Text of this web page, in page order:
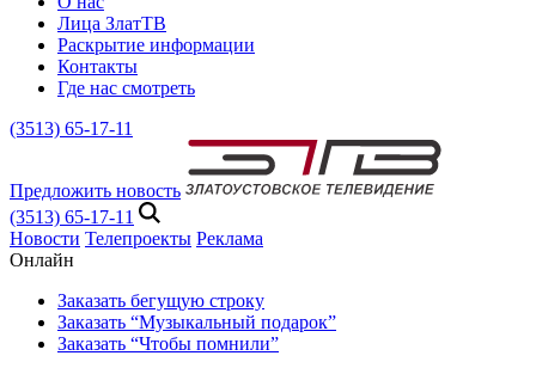
Лица ЗлатТВ
Раскрытие информации
Контакты
Где нас смотреть
(3513) 65-17-11
Предложить новость
(3513) 65-17-11
Новости Телепроекты Реклама
Онлайн
Заказать бегущую строку
Заказать “Музыкальный подарок”
Заказать “Чтобы помнили”